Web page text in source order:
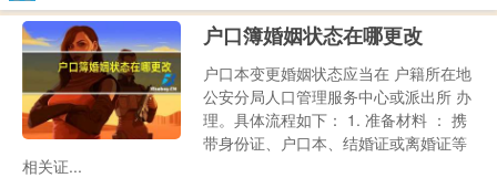
户口簿婚姻状态在哪更改
户口本变更婚姻状态应当在 户籍所在地
公安分局人口管理服务中心或派出所 办
理。具体流程如下： 1. 准备材料 ： 携
带身份证、户口本、结婚证或离婚证等
相关证...